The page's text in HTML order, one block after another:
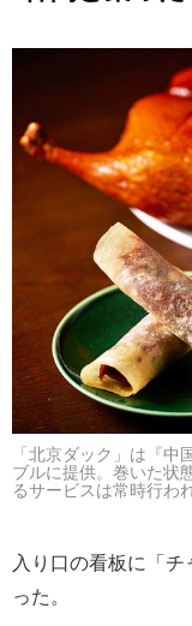
「北京ダック」は『
ブルに提供。巻いた状
るサービスは常時行わ
入り口の看板に「
った。